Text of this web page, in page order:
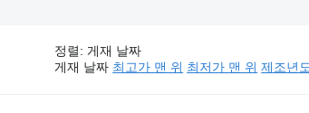
정렬: 게재 날짜
게재 날짜 최고가 맨 위 최저가 맨 위 제조년